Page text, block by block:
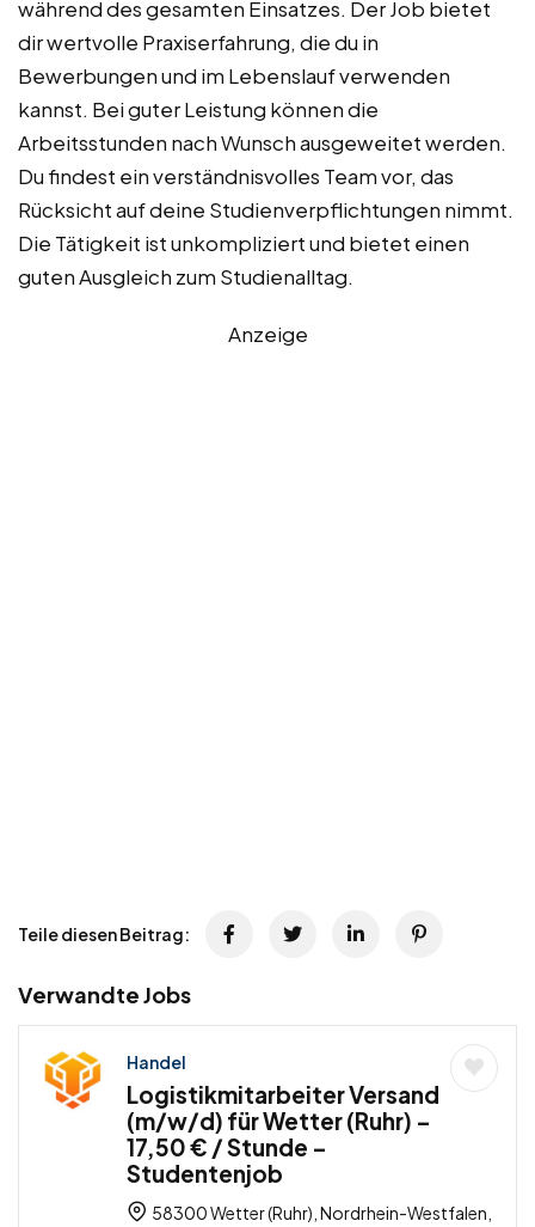
während des gesamten Einsatzes. Der Job bietet
dir wertvolle Praxiserfahrung, die du in
Bewerbungen und im Lebenslauf verwenden
kannst. Bei guter Leistung können die
Arbeitsstunden nach Wunsch ausgeweitet werden.
Du findest ein verständnisvolles Team vor, das
Rücksicht auf deine Studienverpflichtungen nimmt.
Die Tätigkeit ist unkompliziert und bietet einen
guten Ausgleich zum Studienalltag.
Anzeige
Teile diesen Beitrag:
Verwandte Jobs
Handel
Logistikmitarbeiter Versand
(m/w/d) für Wetter (Ruhr) –
17,50 € / Stunde –
Studentenjob
58300 Wetter (Ruhr), Nordrhein-Westfalen,